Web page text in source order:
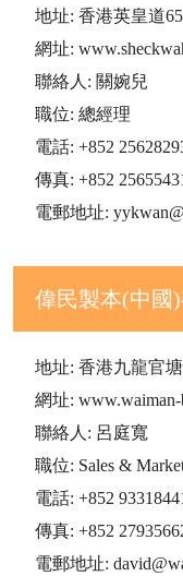
地址: 香港英皇道
網址:
聯絡人: 關婉兒
職位: 總經理
電話: +852
傳真: +852
電郵地址:
偉民製本(中國)
地址: 香港九龍官
網址:
聯絡人: 呂庭寬
職位: Sales &
電話: +852
傳真: +852
電郵地址: